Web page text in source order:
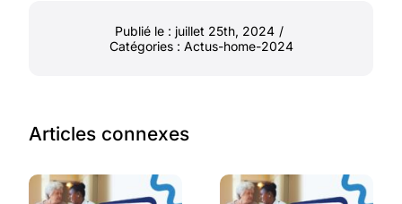
Publié le : juillet 25th, 2024 /
Catégories : Actus-home-2024
Articles connexes